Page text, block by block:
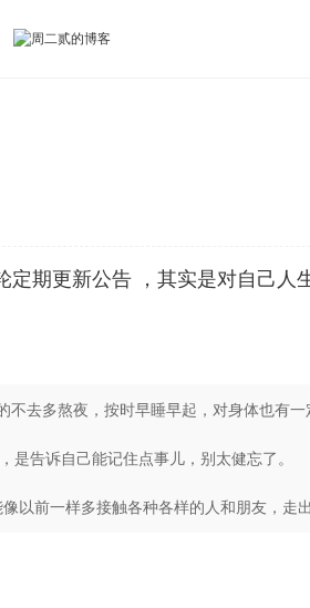
期更新公告 ，其实是对自己人
去多熬夜，按时早睡早起，对身体也有一
是告诉自己能记住点事儿，别太健忘了。
以前一样多接触各种各样的人和朋友，走